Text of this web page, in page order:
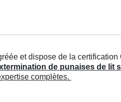
et dispose de la certification
de punaises de lit
complètes.